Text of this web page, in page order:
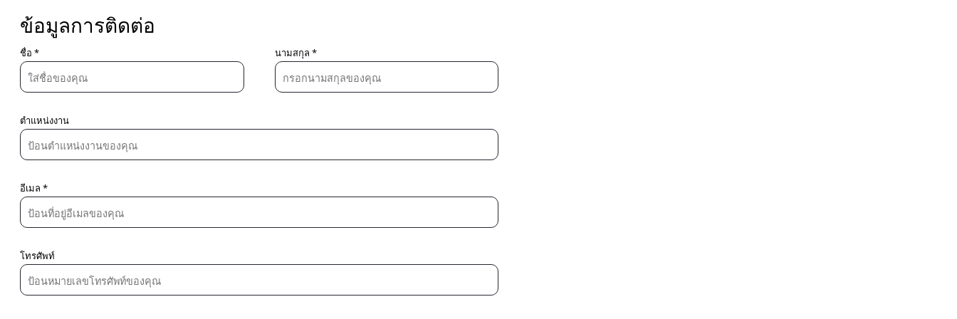
ข้อมูลการติดต่อ
ชื่อ * นามสกุล *
ตำแหน่งงาน
อีเมล *
โทรศัพท์